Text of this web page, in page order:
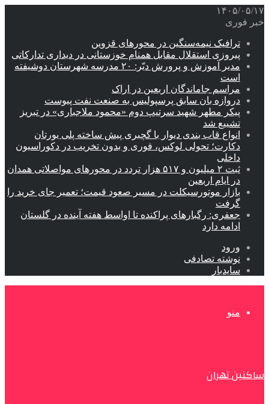
۱۴۰۵/۰۵/۱۷
خبر فوری
ترافیک نیمه‌سنگین در محورهای قزوین
پیروزی استقلال مقابل همنام خوزستانی در دیداری تدارکاتی
مدیر آموزش و پرورش دیّر: ۲۰ مدرسه شهرستان دوشیفته
است
مراسم جاماندگان اربعین در اراک
دروازه بان سابق پرسپولیس به صنعت نفت پیوست
پیکر مطهر شهید سرتیپ دوم «محمود ملاجباری» در تبریز
تشییع شد
انواع قاب بندی دیوار با گچبری پیش ساخته پلی یورتان
دکارت؛ تحولی لوکس، فوری و بدون تخریب در دکوراسیون
داخلی
ثبت ۲ میلیون و ۵۱۷ هزار تردد در محورهای مواصلاتی همدان
در ایام اربعین
بازار موتورسیکلت در مسیر صعود قیمت؛ تعمیر جای خرید را
گرفت
جعفری: رگبارهای پراکنده تا اواسط هفته آینده در گلستان
ادامه دارد
ورود
نوشته تصادفی
سایدبار
منو
ساکنین تهران